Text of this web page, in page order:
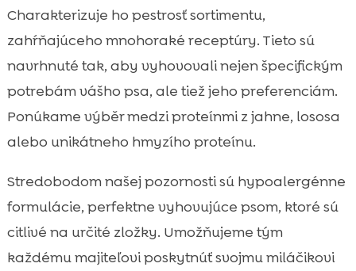
Charakterizuje ho pestrosť sortimentu,
zahŕňajúceho mnohoraké receptúry. Tieto sú
navrhnuté tak, aby vyhovovali nejen špecifickým
potrebám vášho psa, ale tiež jeho preferenciám.
Ponúkame výběr medzi proteínmi z jahne, lososa
alebo unikátneho hmyzího proteínu.
Stredobodom našej pozornosti sú hypoalergénne
formulácie, perfektne vyhovujúce psom, ktoré sú
citlivé na určité zložky. Umožňujeme tým
každému majiteľovi poskytnúť svojmu miláčikovi